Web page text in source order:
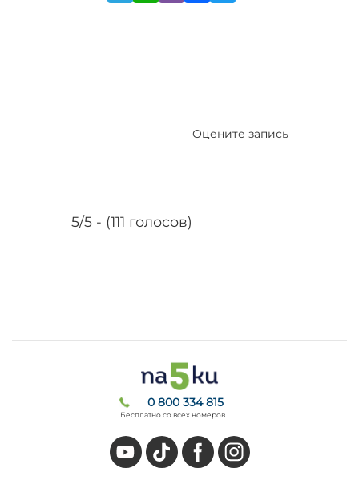
5/5 - (111 голосов)
Оцените запись
0 800 334 815
Бесплатно со всех номеров